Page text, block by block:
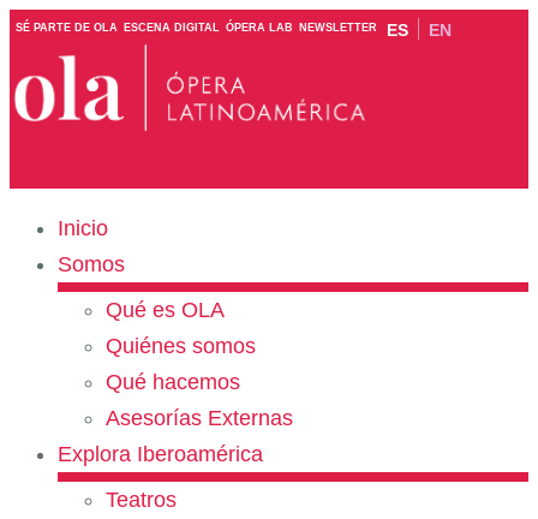
SÉ PARTE DE OLA ESCENA DIGITAL ÓPERA LAB NEWSLETTER ES EN
Inicio
Somos
Qué es OLA
Quiénes somos
Qué hacemos
Asesorías Externas
Explora Iberoamérica
Teatros